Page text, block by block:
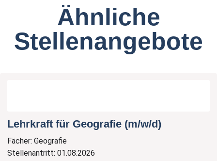
Ähnliche
Stellenangebote
Lehrkraft für Geografie (m/w/d)
Fächer: Geografie
Stellenantritt: 01.08.2026